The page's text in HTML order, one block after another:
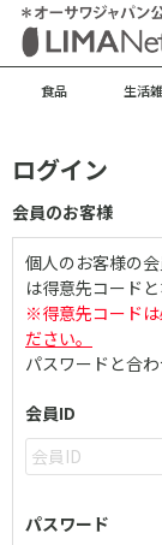
食品 生活
ログイン
会員のお客様
個人のお客様の
は得意先コードと
※得意先コード
ださい。
パスワードと合
会員ID
パスワード